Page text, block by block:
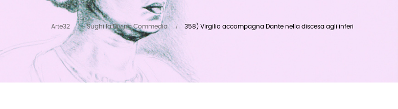
Arte32 Sughi la Divina Commedia 358) Virgilio accompagna Dante nella discesa agli inferi